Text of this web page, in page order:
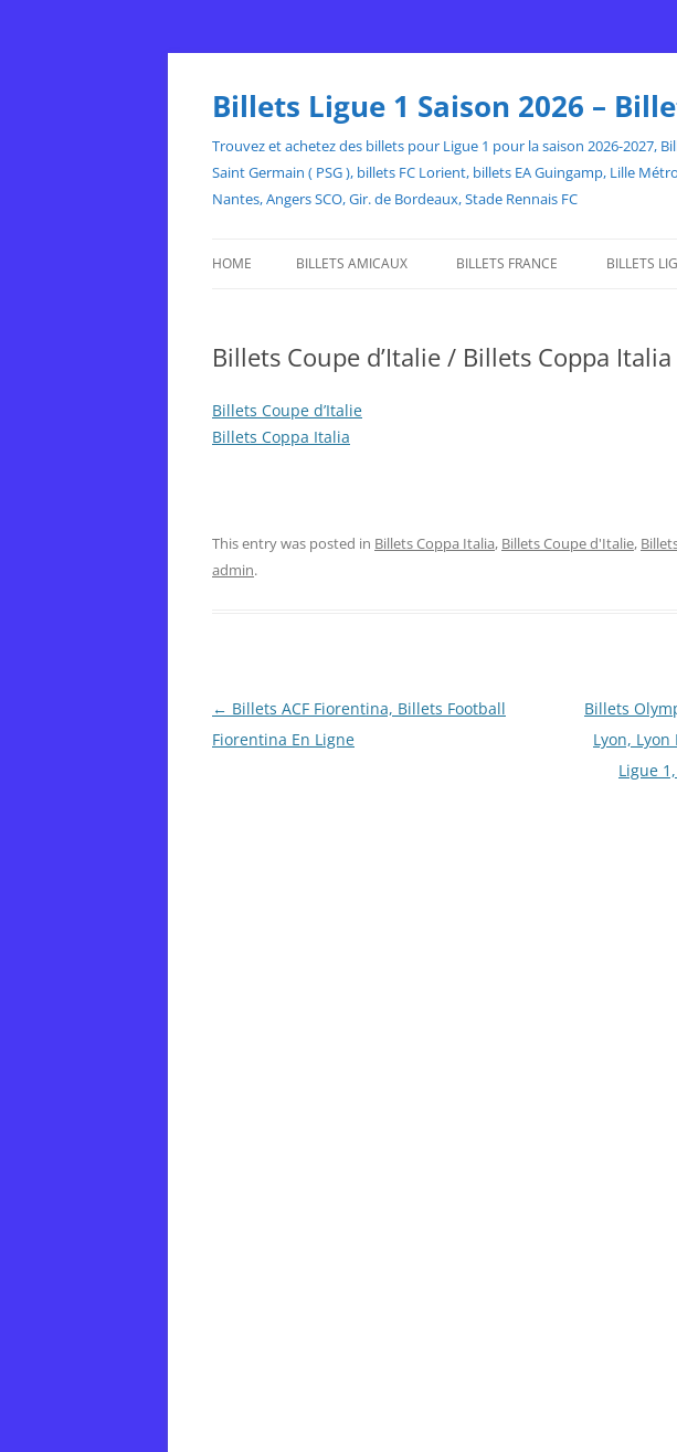
Skip
content
Billets Ligue 1 Saison 2026 –
Trouvez et achetez des billets pour Ligue 1 pour la saison 2026-2027,
Saint Germain ( PSG ), billets FC Lorient, billets EA Guingamp, Lille
Nantes, Angers SCO, Gir. de Bordeaux, Stade Rennais FC
HOME BILLETS AMICAUX BILLETS FRANCE BILLETS
Billets Coupe d’Italie / Billets Coppa Italia
Billets Coupe d’Italie
Billets Coppa Italia
This entry was posted in Billets Coppa Italia, Billets Coupe d'Italie,
admin.
Post
navigation
← Billets ACF Fiorentina, Billets Football
Fiorentina En Ligne
Billets
Lyon,
Ligue